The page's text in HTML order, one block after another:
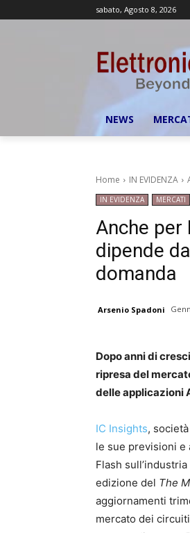
sabato, Agosto 8, 2026
NEWS
Home IN EVIDENZA
IN EVIDENZA MERCATI
Anche per
dipende
domanda
Arsenio Spadoni
Dopo anni di
ripresa del
delle applicazioni
IC Insights,
le sue previsioni e
Flash
edizione del The
aggiornamenti
mercato dei